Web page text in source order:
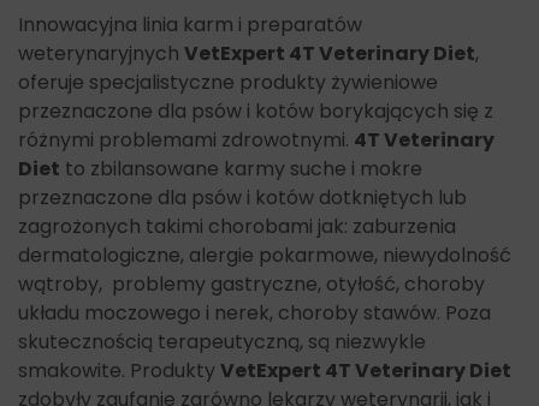
Innowacyjna linia karm i preparatów
weterynaryjnych VetExpert 4T Veterinary Diet,
oferuje specjalistyczne produkty żywieniowe
przeznaczone dla psów i kotów borykających się z
różnymi problemami zdrowotnymi. 4T Veterinary
Diet to zbilansowane karmy suche i mokre
przeznaczone dla psów i kotów dotkniętych lub
zagrożonych takimi chorobami jak: zaburzenia
dermatologiczne, alergie pokarmowe, niewydolność
wątroby, problemy gastryczne, otyłość, choroby
układu moczowego i nerek, choroby stawów. Poza
skutecznością terapeutyczną, są niezwykle
smakowite. ProduktyVetExpert 4T Veterinary Diet
zdobyły zaufanie zarówno lekarzy weterynarii, jak i